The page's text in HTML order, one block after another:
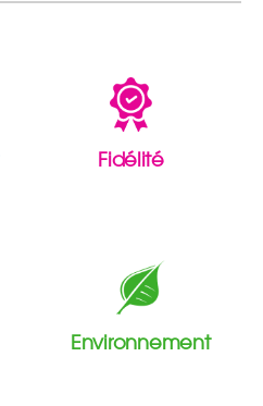
Fidélité
Environnement